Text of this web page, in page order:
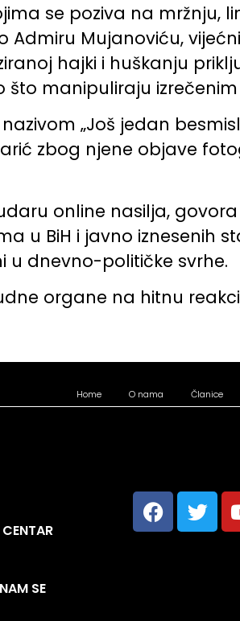
se poziva na mržnju,
Mujanoviću,
hajki i huškanju
manipuliraju
„Još jedan
zbog njene objave
online nasilja,
u BiH i javno iznesenih
u dnevno-političke svrhe.
organe na hitnu
Home O nama Članice
CENTAR
SE